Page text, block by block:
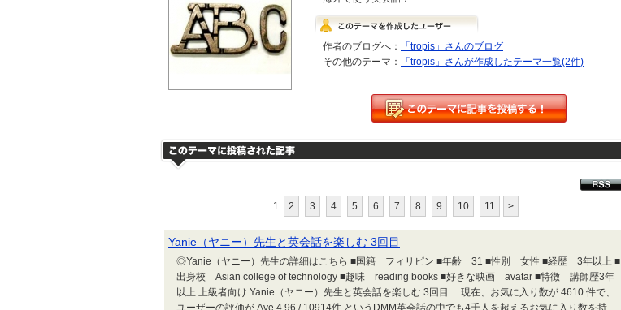
作者のブログへ：
「tropis」さんのブログ
その他のテーマ：
「tropis」さんが作成したテーマ一覧(2件)
1 2 3 4 5 6 7 8 9 10 11 >
Yanie（ヤニー）先生と英会話を楽しむ 3回目
◎Yanie（ヤニー）先生の詳細はこちら ■国籍 フィリピン ■年齢 31 ■性別 女性 ■経歴 3年以上 ■
出身校 Asian college of technology ■趣味 reading books ■好きな映画 avatar ■特徴 講師歴3年
以上 上級者向け Yanie（ヤニー）先生と英会話を楽しむ 3回目 現在、お気に入り数が 4610 件で、
ユーザーの評価が Ave 4.96 / 10914件 というDMM英会話の中でも4千人を超えるお気に入り数を持